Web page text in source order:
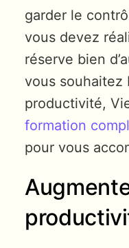
garder le
vous devez
réserve bien
vous souhaitez
productivité,
formation
pour vous